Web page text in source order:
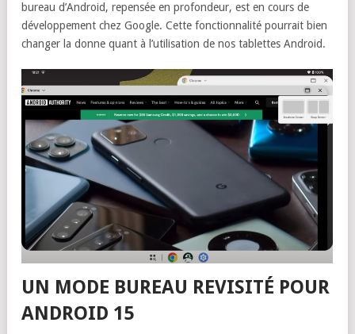
bureau d’Android, repensée en profondeur, est en cours de
développement chez Google. Cette fonctionnalité pourrait bien
changer la donne quant à l’utilisation de nos tablettes Android.
UN MODE BUREAU REVISITÉ POUR
ANDROID 15